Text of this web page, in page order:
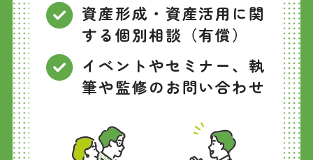
資産形成・資産活用に関
する個別相談（有償）
イベントやセミナー、執
筆や監修のお問い合わせ